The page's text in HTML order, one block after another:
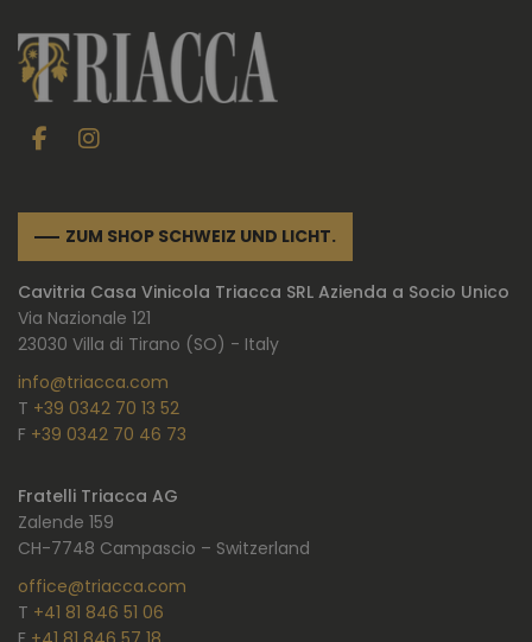
ZUM SHOP SCHWEIZ UND LICHT.
Cavitria Casa Vinicola Triacca SRL Azienda a Socio Unico
Via Nazionale 121
23030 Villa di Tirano (SO) - Italy
info@triacca.com
T +39 0342 70 13 52
F +39 0342 70 46 73
Fratelli Triacca AG
Zalende 159
CH-7748 Campascio – Switzerland
office@triacca.com
T +41 81 846 51 06